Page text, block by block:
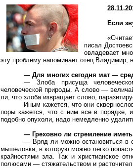
Если
писал
овладевает
эту проблему напоминает отец Владимир,
— Для многих сегодня мат —
— Злоба присуща
человеческой природы. А слово —
ли, что злоба извращает слово,
Иным кажется, что они
поры кажется, что с ним все в порядке,
подобно опухоли, надо немедленно
— Греховно ли стремление
— Вряд ли можно остановиться в
мышеловка, в которую можно легко
крайностями зла. Так и христианское
полюсами — стяжательством и